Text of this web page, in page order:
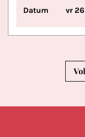
Datum vr